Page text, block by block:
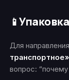
📱
Для направления
транспортное»
вопрос: